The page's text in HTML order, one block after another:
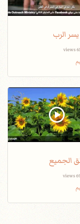
الرب
الجميع